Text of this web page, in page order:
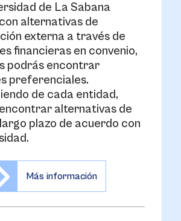
de La Sabana
alternativas de
externa a través de
financieras en convenio,
podrás encontrar
preferenciales.
de cada entidad,
alternativas de
plazo de acuerdo con
Más información